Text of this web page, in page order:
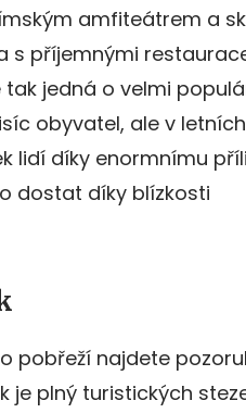
amfiteátrem a
s příjemnými
jedná o velmi
obyvatel, ale v
lidí díky enormnímu
dostat díky blízkosti
pobřeží najdete
je plný turistických